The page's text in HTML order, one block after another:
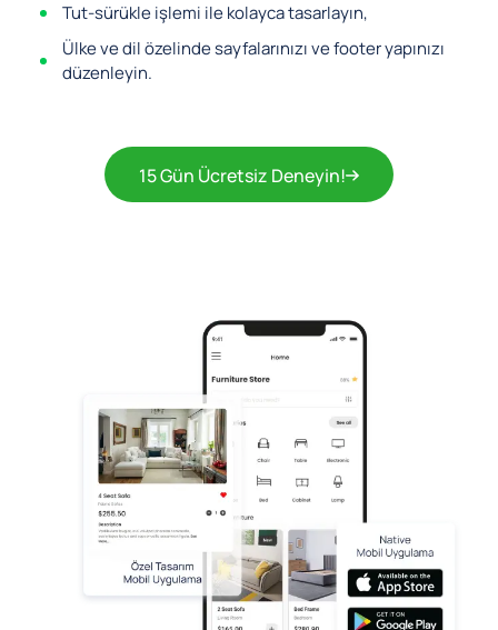
Tut-sürükle işlemi ile kolayca tasarlayın,
Ülke ve dil özelinde sayfalarınızı ve footer yapınızı
düzenleyin.
15 Gün Ücretsiz Deneyin!